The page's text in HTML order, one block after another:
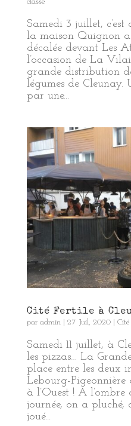
Samedi 3 juillet,
la maison Quignon
décalée devant Les
l’occasion de La
grande distribution
légumes de Cleunay.
par une...
Cité Fertile à
par admin| 27 Juil, 2020|
Samedi 11 juillet, à
les pizzas… La
place entre les deux
Lebourg-Pigeonnière
à l’Ouest ! A
journée, on a pluché,
joué...